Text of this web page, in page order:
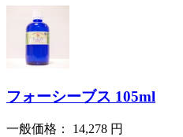
フォーシーブス 105ml
一般価格： 14,278 円